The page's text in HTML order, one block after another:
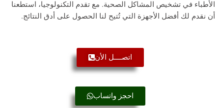
الأطباء في تشخيص المشاكل الصحية. مع تقدم التكنولوجيا، استطعنا
أن نقدم لك أفضل الأجهزة التي تُتيح لنا الحصول على أدق النتائج.
اتصــــل الأن
احجز واتساب